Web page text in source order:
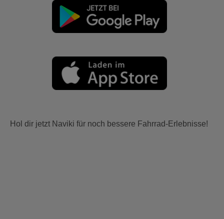
Hol dir jetzt Naviki für noch bessere Fahrrad-Erlebnisse!